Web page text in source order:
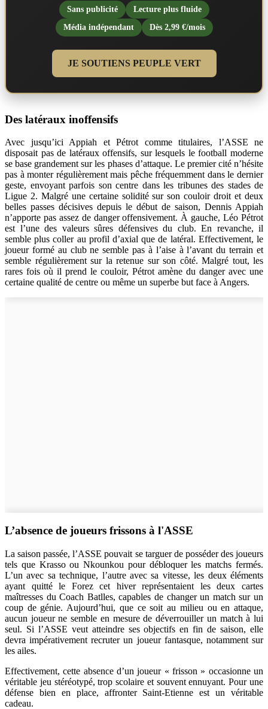
Sans publicité
Lecture plus fluide
Média indépendant
Dès 2,99 €/mois
JE SOUTIENS PEUPLE VERT
Des latéraux inoffensifs
Avec jusqu’ici Appiah et Pétrot comme titulaires, l’ASSE ne
disposait pas de latéraux offensifs, sur lesquels le football moderne
se base grandement sur les phases d’attaque. Le premier cité n’hésite
pas à monter régulièrement mais pêche fréquemment dans le dernier
geste, envoyant parfois son centre dans les tribunes des stades de
Ligue 2. Malgré une certaine solidité sur son couloir droit et deux
belles passes décisives depuis le début de saison, Dennis Appiah
n’apporte pas assez de danger offensivement. À gauche, Léo Pétrot
est l’une des valeurs sûres défensives du club. En revanche, il
semble plus coller au profil d’axial que de latéral. Effectivement, le
joueur formé au club ne semble pas à l’aise à l’avant du terrain et
semble régulièrement sur la retenue sur son côté. Malgré tout, les
rares fois où il prend le couloir, Pétrot amène du danger avec une
certaine qualité de centre ou même un superbe but face à Angers.
L’absence de joueurs frissons à l'ASSE
La saison passée, l’ASSE pouvait se targuer de posséder des joueurs
tels que Krasso ou Nkounkou pour débloquer les matchs fermés.
L’un avec sa technique, l’autre avec sa vitesse, les deux éléments
ayant quitté le Forez cet hiver représentaient les deux cartes
maîtresses du Coach Batlles, capables de changer un match sur un
coup de génie. Aujourd’hui, que ce soit au milieu ou en attaque,
aucun joueur ne semble en mesure de déverrouiller un match à lui
seul. Si l’ASSE veut atteindre ses objectifs en fin de saison, elle
devra impérativement recruter un joueur fantasque, notamment sur
les ailes.
Effectivement, cette absence d’un joueur « frisson » occasionne un
véritable jeu stéréotypé, trop scolaire et souvent ennuyant. Pour une
défense bien en place, affronter Saint-Etienne est un véritable
cadeau.